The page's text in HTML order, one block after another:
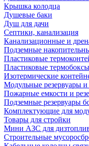
Крышка колодца
Душевые баки
Душ для дачи
Септики, канализация
Канализационные и
Подземные
Пластиковые
Пластиковые
Изотермические
Модульные резервуары и
Пожарные емкости и
Подземные резервуары
Комплектующие для
Товары для стройки
Мини АЗС для
Строительные